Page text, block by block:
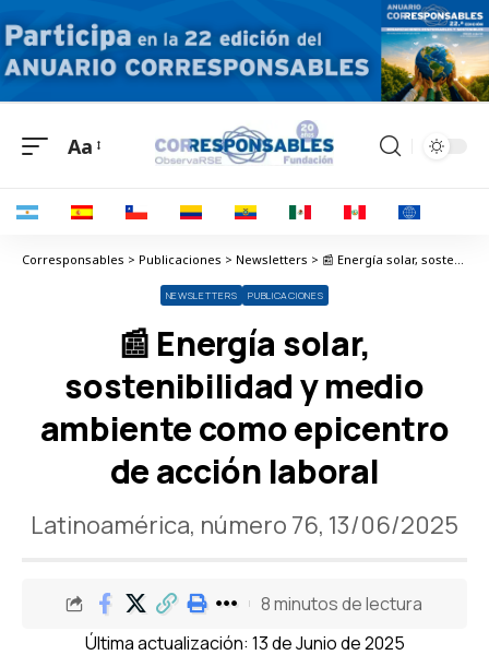
Aa
Corresponsables > Publicaciones > Newsletters > 📰 Energía solar, sostenibilidad y medio ambiente como epicentro de acción laboral
NEWSLETTERS PUBLICACIONES
📰 Energía solar,
sostenibilidad y medio
ambiente como epicentro
de acción laboral
Latinoamérica, número 76, 13/06/2025
Última actualización: 13 de Junio de 2025
8 minutos de lectura